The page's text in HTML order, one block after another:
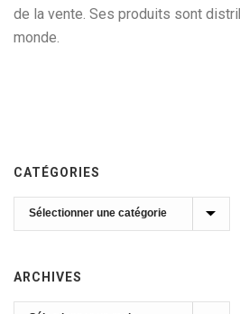
de la vente. Ses produits sont
monde.
CATÉGORIES
Catégories
ARCHIVES
Archives